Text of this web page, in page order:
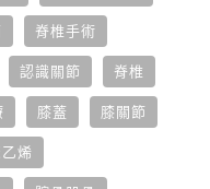
脊椎手術
認識關節 脊椎
膝蓋 膝關節
烯